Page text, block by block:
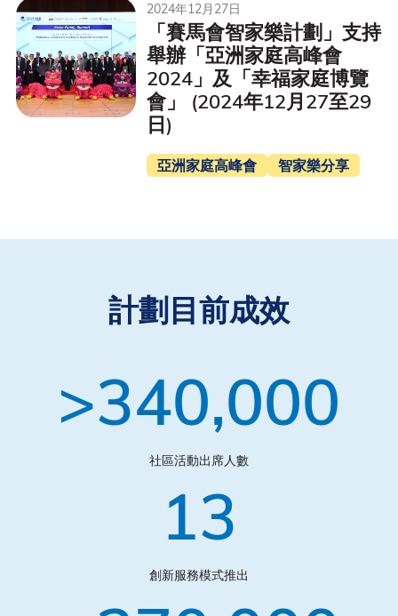
2024年12月27日
「賽馬會智家樂計劃」支持
舉辦「亞洲家庭高峰會
2024」及「幸福家庭博覽
會」 (2024年12月27至29
日)
亞洲家庭高峰會 智家樂分享
計劃目前成效
340,000
社區活動出席人數
13
創新服務模式推出